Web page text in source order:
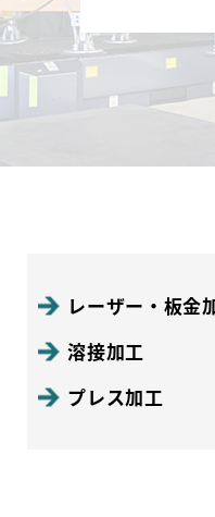
レーザー・板金
溶接加工
プレス加工